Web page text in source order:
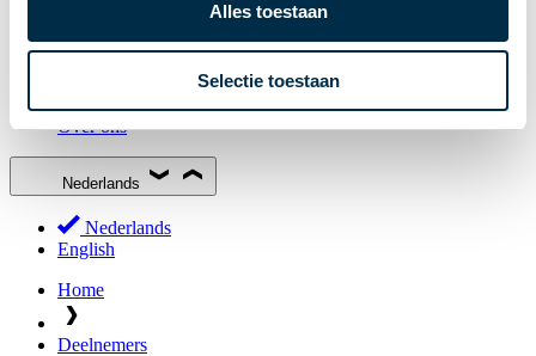
Alles toestaan
Selectie toestaan
Begrippenlijst
Over ons
Nederlands
Nederlands
English
Home
Deelnemers